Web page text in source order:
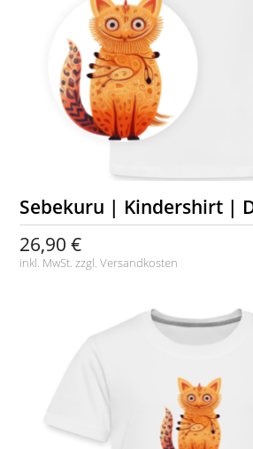
Sebekuru | Kindershirt |
26,90 €
inkl. MwSt. zzgl.Versandkosten